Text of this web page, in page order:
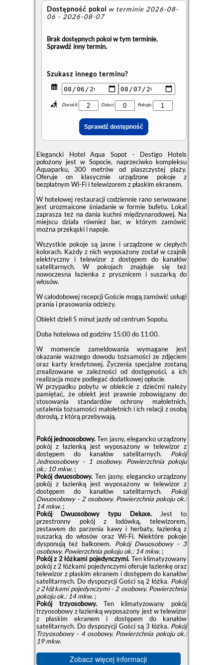
Dostępność pokoi w terminie 2026-08-
06 - 2026-08-07
Brak dostępnych pokoi w tym terminie.
Sprawdź inny termin.
Szukasz innego terminu?
Dorośli: Dzieci: Pokoje:
Elegancki Hotel Aqua Sopot - Destigo Hotels
położony jest w Sopocie, naprzeciwko kompleksu
Aquaparku, 300 metrów od piaszczystej plaży.
Oferuje on klasycznie urządzone pokoje z
bezpłatnym Wi-Fi i telewizorem z płaskim ekranem.
W hotelowej restauracji codziennie rano serwowane
jest urozmaicone śniadanie w formie bufetu. Lokal
zaprasza też na dania kuchni międzynarodowej. Na
miejscu działa również bar, w którym zamówić
można przekąski i napoje.
Wszystkie pokoje są jasne i urządzone w ciepłych
kolorach. Każdy z nich wyposażony został w czajnik
elektryczny i telewizor z dostępem do kanałów
satelitarnych. W pokojach znajduje się też
nowoczesna łazienka z prysznicem i suszarką do
włosów.
W całodobowej recepcji Goście mogą zamówić usługi
prania i prasowania odzieży.
Obiekt dzieli 5 minut jazdy od centrum Sopotu.
Doba hotelowa od godziny 15:00do 11:00.
W momencie zameldowania wymagane jest
okazanie ważnego dowodu tożsamości ze zdjęciem
oraz karty kredytowej. Życzenia specjalne zostaną
zrealizowane w zależności od dostępności, a ich
realizacja może podlegać dodatkowej opłacie.
W przypadku pobytu w obiekcie z dziećmi należy
pamiętać, że obiekt jest prawnie zobowiązany do
stosowania standardów ochrony małoletnich,
ustalenia tożsamości małoletnich i ich relacji z osobą
dorosłą, z którą przebywają.
Pokój jednoosobowy.Ten jasny, elegancko urządzony
pokój z łazienką jest wyposażony w telewizor z
dostępem do kanałów satelitarnych. Pokój
Jednoosobowy - 1 osobowy. Powierzchnia pokoju
ok.: 10 mkw.;
Pokój dwuosobowy. Ten jasny, elegancko urządzony
pokój z łazienką jest wyposażony w telewizor z
dostępem do kanałów satelitarnych. Pokój
Dwuosobowy - 2 osobowy. Powierzchnia pokoju ok.:
14 mkw.;
Pokój Dwuosobowy typu Deluxe.Jest to
przestronny pokój z lodówką, telewizorem,
zestawem do parzenia kawy i herbaty, łazienką z
suszarką do włosów oraz Wi-Fi. Niektóre pokoje
dysponują też balkonem. Pokój Dwuosobowy - 3
osobowy. Powierzchnia pokoju ok.: 14 mkw.;
Pokój z 2 łóżkami pojedynczymi. Ten klimatyzowany
pokój z 2 łóżkami pojedynczymi oferuje łazienkę oraz
telewizor z płaskim ekranem i dostępem do kanałów
satelitarnych. Do dyspozycji Gości są 2 łóżka. Pokój
z 2 łóżkami pojedynczymi - 2 osobowy. Powierzchnia
pokoju ok.: 14 mkw.;
Pokój trzyosobowy.Ten klimatyzowany pokój
trzyosobowy z łazienką wyposażony jest w telewizor
z płaskim ekranem i dostępem do kanałów
satelitarnych. Do dyspozycji Gości są 3 łóżka. Pokój
Trzyosobowy - 4 osobowy. Powierzchnia pokoju ok.:
19 mkw.
Zobacz więcej informacji